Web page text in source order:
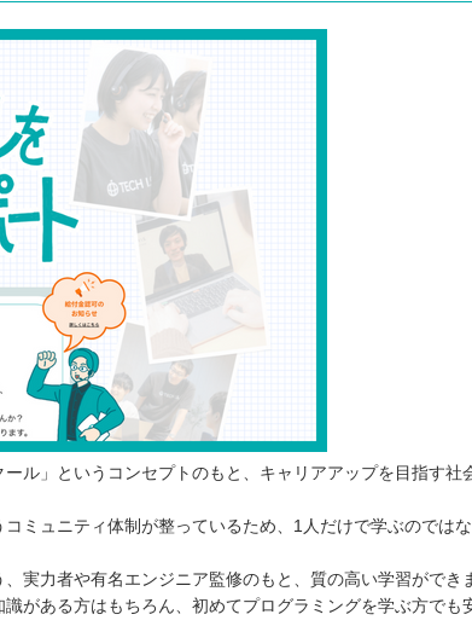
ル」というコンセプトのもと、キャリアアップを目指す社
ミュニティ体制が整っているため、1人だけで学ぶのでは
実力者や有名エンジニア監修のもと、質の高い学習ができ
がある方はもちろん、初めてプログラミングを学ぶ方でも